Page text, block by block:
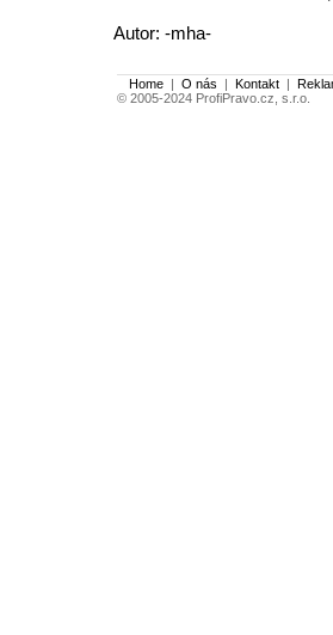
Autor: -mha-
Home | O nás | Kontakt |
© 2005-2024 ProfiPravo.cz, s.r.o.